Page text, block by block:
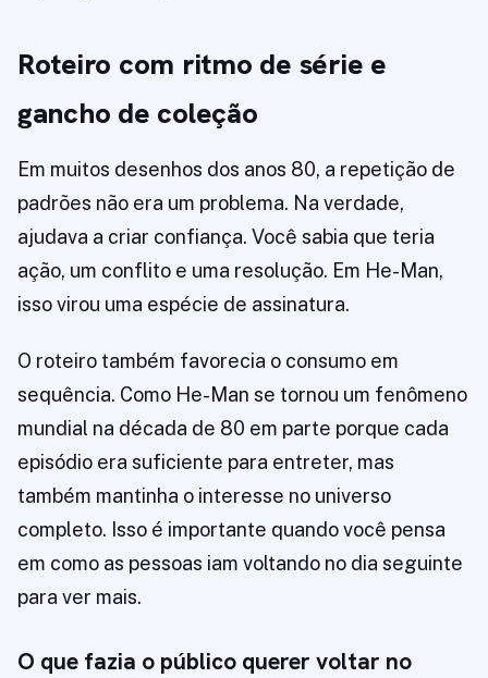
Roteiro com ritmo de série e
gancho de coleção
Em muitos desenhos dos anos 80, a repetição de
padrões não era um problema. Na verdade,
ajudava a criar confiança. Você sabia que teria
ação, um conflito e uma resolução. Em He-Man,
isso virou uma espécie de assinatura.
O roteiro também favorecia o consumo em
sequência. Como He-Man se tornou um fenômeno
mundial na década de 80 em parte porque cada
episódio era suficiente para entreter, mas
também mantinha o interesse no universo
completo. Isso é importante quando você pensa
em como as pessoas iam voltando no dia seguinte
para ver mais.
O que fazia o público querer voltar no